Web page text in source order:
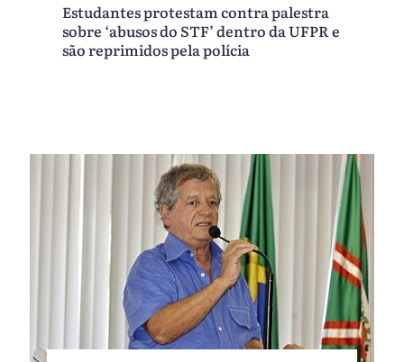
Estudantes protestam contra palestra
sobre ‘abusos do STF’ dentro da UFPR e
são reprimidos pela polícia